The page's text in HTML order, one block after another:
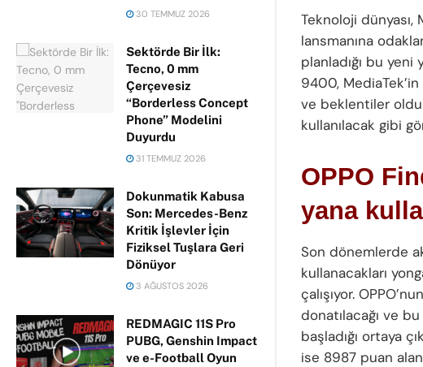
30 TEMMUZ 2026
Sektörde Bir İlk:
Tecno, 0 mm
Çerçevesiz
“Borderless Concept
Phone” Modelini
Duyurdu
31 TEMMUZ 2026
Dokunmatik Kabusa
Son: Mercedes-Benz
Kritik İşlevler İçin
Fiziksel Tuşlara Geri
Dönüyor
3 AĞUSTOS 2026
REDMAGIC 11S Pro
PUBG, Genshin Impact
ve e-Football Oyun
Teknoloji
lansmanına
planladığı bu yeni
9400,
ve beklentiler
kullanılacak gibi
OPPO
yana
Son dönemlerde
kullanacakları
çalışıyor.
donatılacağı ve
başladığı ortaya
ise 8987 puan